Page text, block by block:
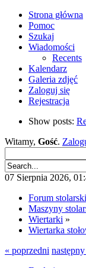
Strona główna
Pomoc
Szukaj
Wiadomości
Recents
Kalendarz
Galeria zdjęć
Zaloguj się
Rejestracja
Show posts:
Witamy, Gość.
07 Sierpnia 2026,
Forum
Maszyny
Wiertarki »
Wiertarka
« poprzedni